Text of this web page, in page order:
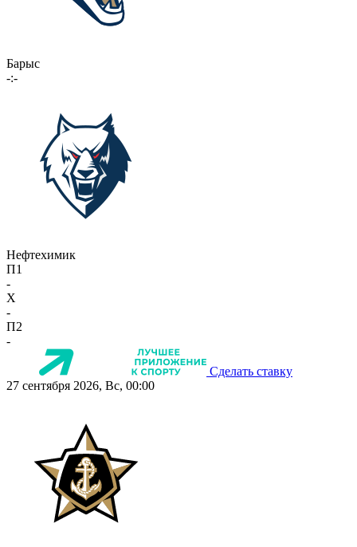
Барыс
-:-
Нефтехимик
П1
-
X
-
П2
-
Сделать ставку
27 сентября 2026, Вс, 00:00